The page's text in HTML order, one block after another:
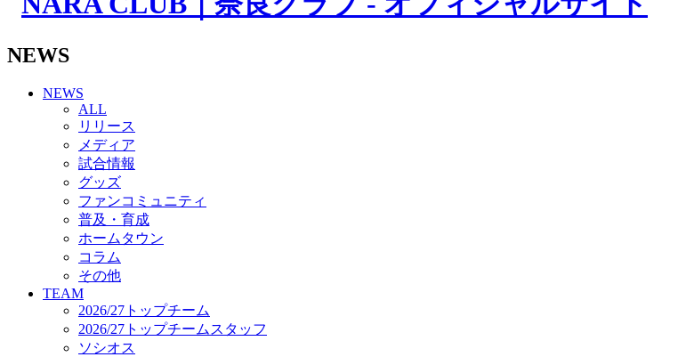
その他
バモス
チアダンススクール
ボランティアチーム「volundeer」
ビクトリーロード
HOMEGAME
観戦ルール＆マナー
ホームゲーム運営管理規定
Jリーグ運営管理規定
写真・動画使用ガイドライン
ロートフィールド奈良
SCHEDULE
2026/27
練習見学時のファンサービスについて
TICKET
奈良クラブ明治安田J3リーグ2026/27シーズン試合観戦チケット
NEWS
NEWS
ALL
リリース
メディア
試合情報
グッズ
ファンコミュニティ
普及・育成
ホームタウン
コラム
その他
TEAM
2026/27トップチーム
2026/27トップチームスタッフ
ソシオス